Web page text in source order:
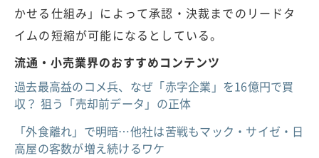
かせる仕組み」によって承認・決裁までのリードタ
イムの短縮が可能になるとしている。
流通・小売業界のおすすめコンテンツ
過去最高益のコメ兵、なぜ「赤字企業」を16億円で買
収？ 狙う「売却前データ」の正体
「外食離れ」で明暗…他社は苦戦もマック・サイゼ・日
高屋の客数が増え続けるワケ